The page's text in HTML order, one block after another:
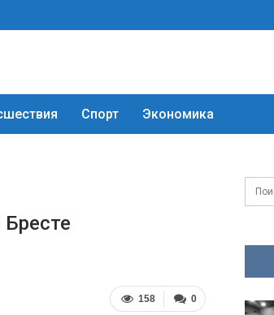
Спорт Экономика
0
158